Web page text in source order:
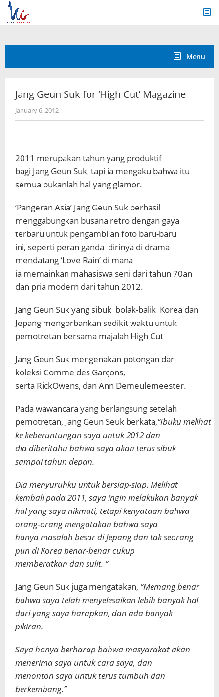
Skip
content
Menu
Jang Geun Suk for ‘High Cut’ Magazine
January 6, 2012by
Koreanindo
2011 merupakan tahun yang produktif
bagi Jang Geun Suk, tapi ia mengaku bahwa itu
semua bukanlah hal yang glamor.
‘Pangeran Asia’ Jang Geun Suk berhasil
menggabungkan busana retro dengan gaya
terbaru untuk pengambilan foto baru-baru
ini, seperti peran ganda dirinya di drama
mendatang ‘Love Rain’ di mana
ia memainkan mahasiswa seni dari tahun 70an
dan pria modern dari tahun 2012.
Jang Geun Suk yang sibuk bolak-balik Korea dan
Jepang mengorbankan sedikit waktu untuk
pemotretan bersama majalah High Cut
Jang Geun Suk mengenakan potongan dari
koleksi Comme des Garçons,
serta RickOwens, dan Ann Demeulemeester.
Pada wawancara yang berlangsung setelah
pemotretan, Jang Geun Seuk berkata,“Ibuku melihat
ke keberuntungan saya untuk 2012 dan
dia diberitahu bahwa saya akan terus sibuk
sampai tahun depan.
Dia menyuruhku untuk bersiap-siap. Melihat
kembali pada 2011, saya ingin melakukan banyak
hal yang saya nikmati, tetapi kenyataan bahwa
orang-orang mengatakan bahwa saya
hanya masalah besar di Jepang dan tak seorang
pun di Korea benar-benar cukup
memberatkan dan sulit. “
Jang Geun Suk juga mengatakan, “Memang benar
bahwa saya telah menyelesaikan lebih banyak hal
dari yang saya harapkan, dan ada banyak
pikiran.
Saya hanya berharap bahwa masyarakat akan
menerima saya untuk cara saya, dan
menonton saya untuk terus tumbuh dan
berkembang.”